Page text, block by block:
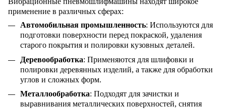
применение в различных сферах:
Автомобильная промышленность: Используются для
подготовки поверхности перед покраской, удаления
старого покрытия и полировки кузовных деталей.
Деревообработка: Применяются для шлифовки и
полировки деревянных изделий, а также для обработки
углов и сложных форм.
Металлообработка: Подходят для зачистки и
выравнивания металлических поверхностей, снятия